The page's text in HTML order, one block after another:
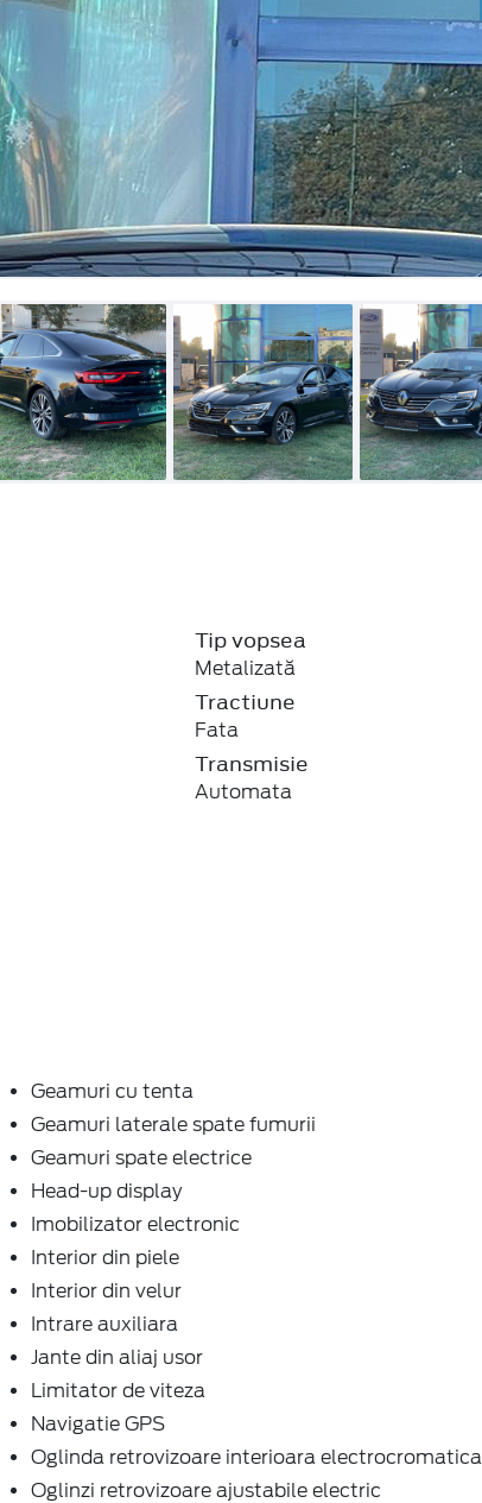
Tip vopsea
Metalizată
Tractiune
Fata
Transmisie
Automata
Geamuri cu tenta
Geamuri laterale spate fumurii
Geamuri spate electrice
Head-up display
Imobilizator electronic
Interior din piele
Interior din velur
Intrare auxiliara
Jante din aliaj usor
Limitator de viteza
Navigatie GPS
Oglinda retrovizoare interioara electrocromatica
Oglinzi retrovizoare ajustabile electric